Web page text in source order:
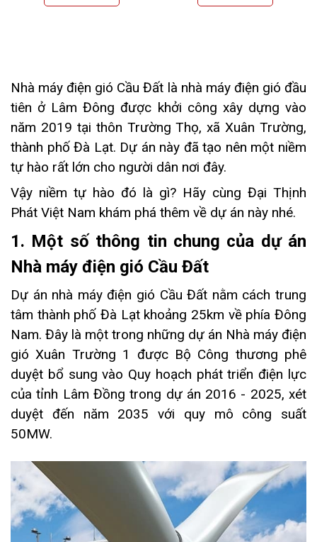
Nhà máy điện gió Cầu Đất là nhà máy điện gió đầu
tiên ở Lâm Đông được khởi công xây dựng vào
năm 2019 tại thôn Trường Thọ, xã Xuân Trường,
thành phố Đà Lạt. Dự án này đã tạo nên một niềm
tự hào rất lớn cho người dân nơi đây.
Vậy niềm tự hào đó là gì? Hãy cùng Đại Thịnh
Phát Việt Nam khám phá thêm về dự án này nhé.
1. Một số thông tin chung của dự án
Nhà máy điện gió Cầu Đất
Dự án nhà máy điện gió Cầu Đất nằm cách trung
tâm thành phố Đà Lạt khoảng 25km về phía Đông
Nam. Đây là một trong những dự án Nhà máy điện
gió Xuân Trường 1 được Bộ Công thương phê
duyệt bổ sung vào Quy hoạch phát triển điện lực
của tỉnh Lâm Đồng trong dự án 2016 - 2025, xét
duyệt đến năm 2035 với quy mô công suất
50MW.